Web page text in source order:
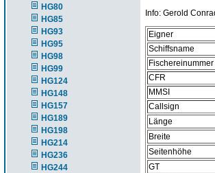
HG80
HG85
HG93
HG95
HG98
HG99
HG124
HG148
HG157
HG189
HG198
HG214
HG236
HG244
Info: Gerold
Eigner
Schiffsname
Fischereinummer
CFR
MMSI
Callsign
Länge
Breite
Seitenhöhe
GT